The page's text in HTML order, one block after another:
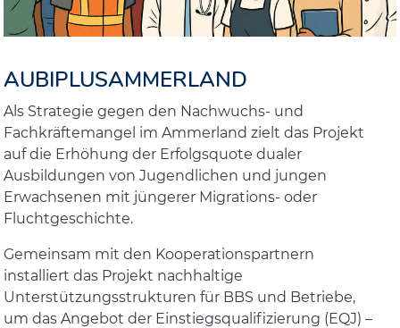
AUBIPLUSAMMERLAND
Als Strategie gegen den Nachwuchs- und
Fachkräftemangel im Ammerland zielt das Projekt
auf die Erhöhung der Erfolgsquote dualer
Ausbildungen von Jugendlichen und jungen
Erwachsenen mit jüngerer Migrations- oder
Fluchtgeschichte.
Gemeinsam mit den Kooperationspartnern
installiert das Projekt nachhaltige
Unterstützungsstrukturen für BBS und Betriebe,
um das Angebot der Einstiegsqualifizierung (EQJ) –